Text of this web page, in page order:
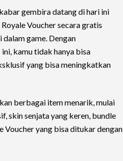
gembira datang di hari ini
Voucher secara gratis
game. Dengan
ini, kamu tidak hanya bisa
yang bisa meningkatkan
berbagai item menarik, mulai
skin senjata yang keren, bundle
Voucher yang bisa ditukar dengan